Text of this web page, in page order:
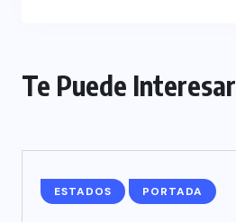
Te Puede Interesar
ESTADOS PORTADA